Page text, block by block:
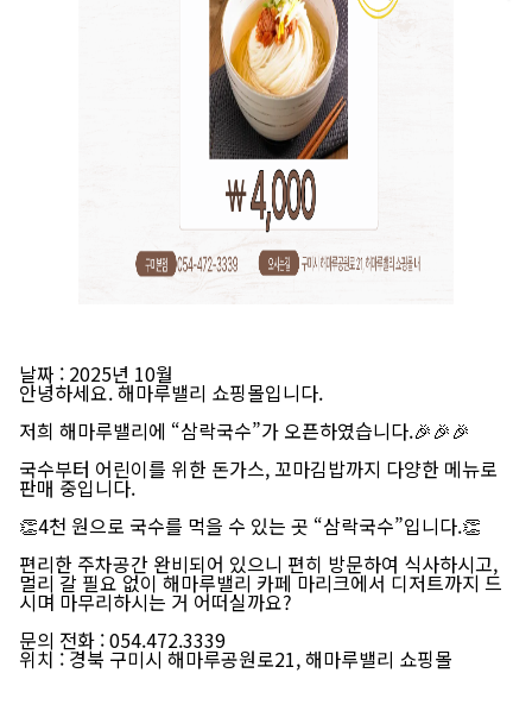
날짜 : 2025년 10월
안녕하세요. 해마루밸리 쇼핑몰입니다.
저희 해마루밸리에 “삼락국수”가 오픈하였습니다.🎉🎉🎉
국수부터 어린이를 위한 돈가스, 꼬마김밥까지 다양한 메뉴로
판매 중입니다.
👏4천 원으로 국수를 먹을 수 있는 곳 “삼락국수”입니다.👏
편리한 주차공간 완비되어 있으니 편히 방문하여 식사하시고,
멀리 갈 필요 없이 해마루밸리 카페 마리크에서 디저트까지 드
시며 마무리하시는 거 어떠실까요?
문의 전화 : 054.472.3339
위치 : 경북 구미시 해마루공원로21, 해마루밸리 쇼핑몰